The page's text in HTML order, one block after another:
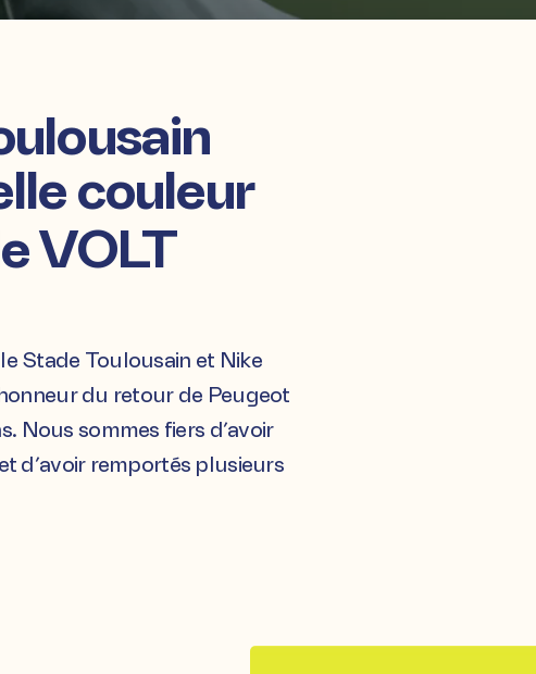
couleur
VOLT
Stade Toulousain et Nike
du retour de Peugeot
Nous sommes fiers d’avoir
d’avoir remportés plusieurs